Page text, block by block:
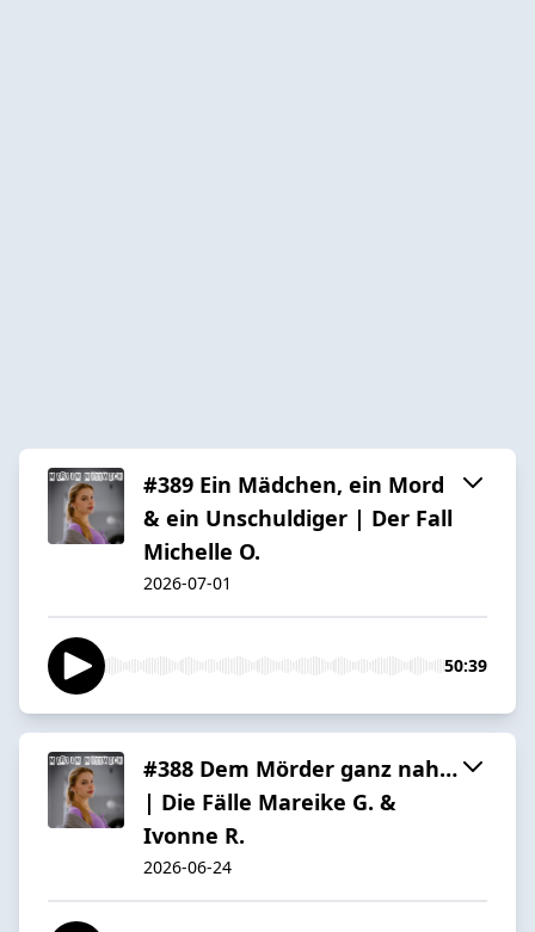
#389 Ein Mädchen, ein Mord
& ein Unschuldiger | Der Fall
Michelle O.
2026-07-01
50:39
#388 Dem Mörder ganz nah…
| Die Fälle Mareike G. &
Ivonne R.
2026-06-24